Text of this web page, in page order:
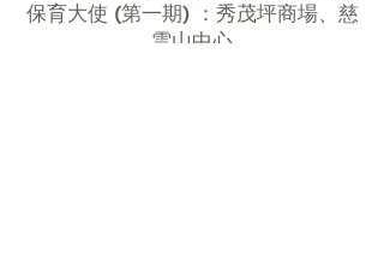
保育大使 (第一期) ：秀茂坪商場、慈
雲山中心